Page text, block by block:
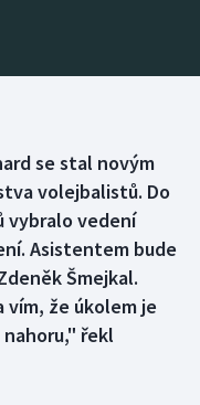
se stal novým
volejbalistů. Do
vybralo vedení
Asistentem bude
Šmejkal.
vím, že úkolem je
řekl